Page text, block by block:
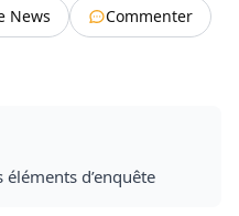
News
Commenter
d’enquête